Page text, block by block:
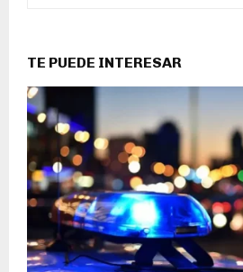
TE PUEDE INTERESAR